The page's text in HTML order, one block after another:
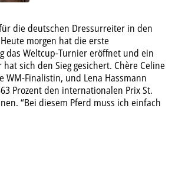
die deutschen Dressurreiter in den
morgen hat die erste
das Weltcup-Turnier eröffnet und ein
hat sich den Sieg gesichert. Chère Celine
WM-Finalistin, und Lena Hassmann
Prozent den internationalen Prix St.
“Bei diesem Pferd muss ich einfach